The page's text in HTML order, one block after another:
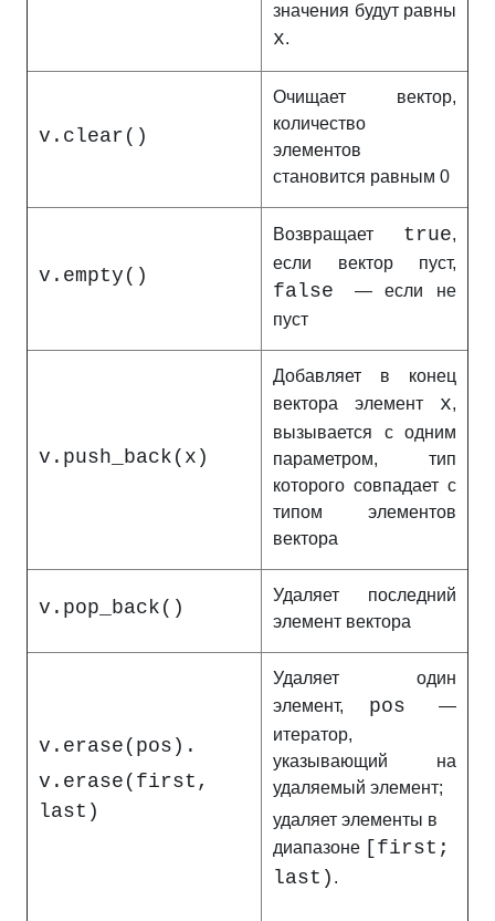
значения будут равны
x.
v.clear()
Очищает вектор,
количество
элементов
становится равным 0
v.empty()
Возвращает true,
если вектор пуст,
false
— если не
пуст
v.push_back(x)
Добавляет в конец
вектора элемент x,
вызывается с одним
параметром, тип
которого совпадает с
типом элементов
вектора
v.pop_back()
Удаляет последний
элемент вектора
v.erase(pos).
v.erase(first,
last)
Удаляет один
элемент, pos —
итератор,
указывающий на
удаляемый элемент;
удаляет элементы в
диапазоне [first;
last) .